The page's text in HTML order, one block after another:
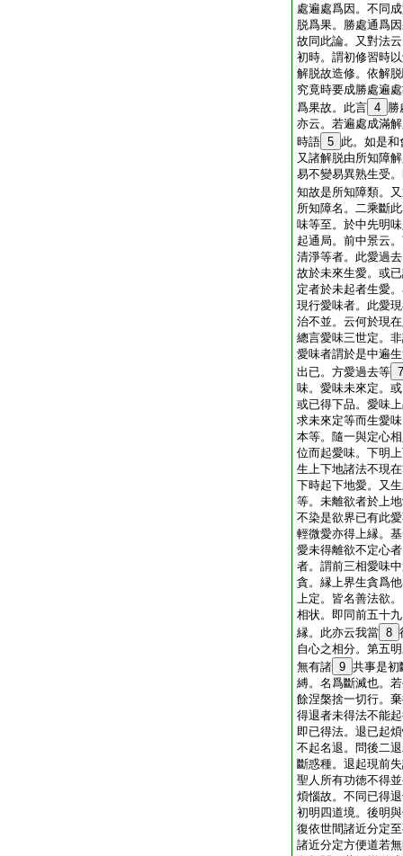
處遍處爲因。不同
脱爲果。勝處通爲
故同此論。又對法
初時。謂初修習時
解脱故造修。依解
究竟時要成勝處遍
爲果故。此言 4 勝
亦云。若遍處成滿
時語 5 此。如是
又諸解脱由所知障
易不變易異熟生受
知故是所知障類。
所知障名。二乘斷
味等至。於中先明
起通局。前中景云
清淨等者。此愛過
故於未來生愛。或
定者於未起者生愛
現行愛味者。此愛
治不並。云何於現
總言愛味三世定。
愛味者謂於是中遍
出已。方愛過去等 7
味。愛味未來定。
或已得下品。愛味
求未來定等而生愛
本等。隨一與定心
位而起愛味。下明
生上下地諸法不現
下時起下地愛。又
等。未離欲者於上
不染是欲界已有此
輕微愛亦得上縁。
愛未得離欲不定心
者。謂前三相愛味
貪。縁上界生貪爲
上定。皆名善法欲
相状。即同前五十
縁。此亦云我當 8
自心之相分。第五
無有諸 9 共事是初
縛。名爲斷滅也。
餘涅槃捨一切行。
得退者未得法不能
即已得法。退已起
不起名退。問後二
斷惑種。退起現前
聖人所有功徳不得
煩惱故。不同已得
初明四道境。後明
復依世間諸近分定
諸近分定方便道若